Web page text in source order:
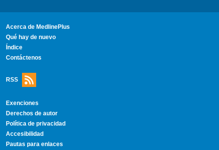
Acerca de MedlinePlus
Qué hay de nuevo
Índice
Contáctenos
RSS
Exenciones
Derechos de autor
Política de privacidad
Accesibilidad
Pautas para enlaces